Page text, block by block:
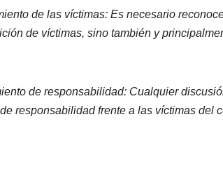
de las víctimas: Es necesario
de víctimas, sino también y
de responsabilidad: Cualquier
responsabilidad frente a las víctimas del